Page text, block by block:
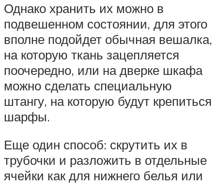
Однако хранить их можно в
подвешенном состоянии, для этого
вполне подойдет обычная вешалка,
на которую ткань зацепляется
поочередно, или на дверке шкафа
можно сделать специальную
штангу, на которую будут крепиться
шарфы.
Еще один способ: скрутить их в
трубочки и разложить в отдельные
ячейки как для нижнего белья или